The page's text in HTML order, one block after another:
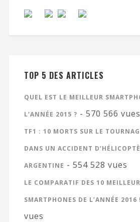
TOP 5 DES ARTICLES
QUEL EST LE MEILLEUR
L’ANNÉE 2015 ? - 570 566 vues
TF1 : 10 MORTS SUR LE
DANS UN ACCIDENT
ARGENTINE - 554 528 vues
LE COMPARATIF DES 10
SMARTPHONES DE L’ANNÉE 2016 !
vues